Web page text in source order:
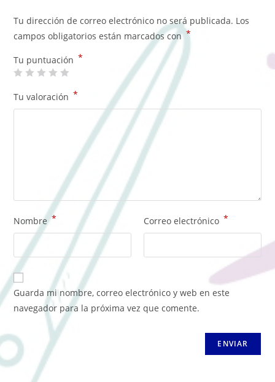
Tu dirección de correo electrónico no será publicada. Los
campos obligatorios están marcados con *
Tu puntuación *
Tu valoración *
Nombre* Correo electrónico *
Guarda mi nombre, correo electrónico y web en este
navegador para la próxima vez que comente.